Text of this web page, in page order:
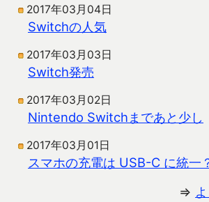
2017年03月04日
Switchの人気
2017年03月03日
Switch発売
2017年03月02日
Nintendo Switchまであと少し
2017年03月01日
スマホの充電は USB-C に統一
⇒